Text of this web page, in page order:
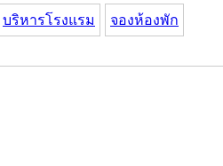
บริหารโรงแรม จองห้องพัก